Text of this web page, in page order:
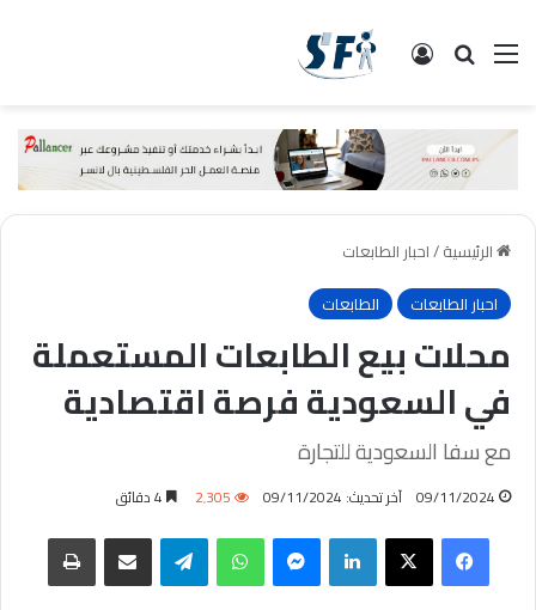
القائمة البحث تسجيل الدخول
الرئيسية/احبار الطابعات
احبار الطابعات
الطابعات
محلات بيع الطابعات المستعملة
في السعودية فرصة اقتصادية
مع سفا السعودية للتجارة
09/11/2024 آخر تحديث: 09/11/2024 2٬305
فيسبوك ‫X لينكدإن واتساب تيلقرام مشاركة عبر البريد